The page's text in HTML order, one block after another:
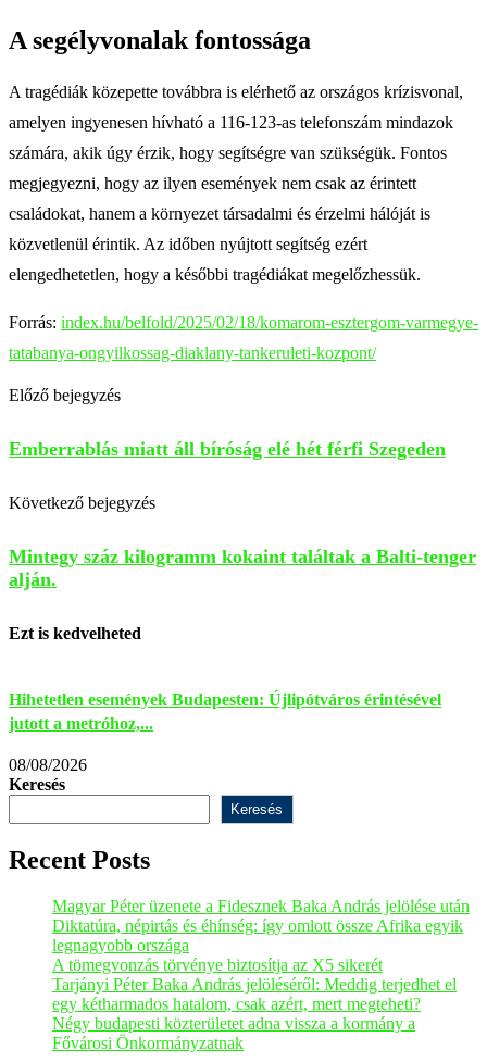
A segélyvonalak fontossága
A tragédiák közepette továbbra is elérhető az országos krízisvonal,
amelyen ingyenesen hívható a 116-123-as telefonszám mindazok
számára, akik úgy érzik, hogy segítségre van szükségük. Fontos
megjegyezni, hogy az ilyen események nem csak az érintett
családokat, hanem a környezet társadalmi és érzelmi hálóját is
közvetlenül érintik. Az időben nyújtott segítség ezért
elengedhetetlen, hogy a későbbi tragédiákat megelőzhessük.
Forrás: index.hu/belfold/2025/02/18/komarom-esztergom-varmegye-
tatabanya-ongyilkossag-diaklany-tankeruleti-kozpont/
Előző bejegyzés
Emberrablás miatt áll bíróság elé hét férfi Szegeden
Következő bejegyzés
Mintegy száz kilogramm kokaint találtak a Balti-tenger
alján.
Ezt is kedvelheted
Hihetetlen események Budapesten: Újlipótváros érintésével
jutott a metróhoz,...
08/08/2026
Keresés
Keresés
Recent Posts
Magyar Péter üzenete a Fidesznek Baka András jelölése után
Diktatúra, népirtás és éhínség: így omlott össze Afrika egyik
legnagyobb országa
A tömegvonzás törvénye biztosítja az X5 sikerét
Tarjányi Péter Baka András jelöléséről: Meddig terjedhet el
egy kétharmados hatalom, csak azért, mert megteheti?
Négy budapesti közterületet adna vissza a kormány a
Fővárosi Önkormányzatnak